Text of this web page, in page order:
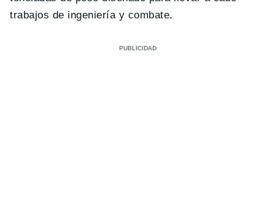
trabajos de ingeniería y combate.